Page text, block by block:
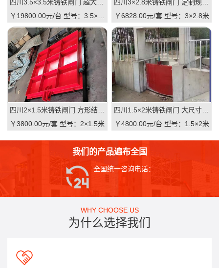
￥19800.00元/台 型号：3.5×3.5米
￥6828.00元/套 型号：3×2.8米
￥3800.00元/套 型号：2×1.5米
￥4800.00元/台 型号：1.5×2米
我们的产品遍布全国
全国统一咨询电话：
WHY CHOOSE US
为什么选择我们